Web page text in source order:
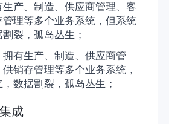
生产、制造、供应商管理、客
管理等多个业务系统，但系统
裂，孤岛丛生；
拥有生产、制造、供应商管
销存管理等多个业务系统，
数据割裂，孤岛丛生；
成